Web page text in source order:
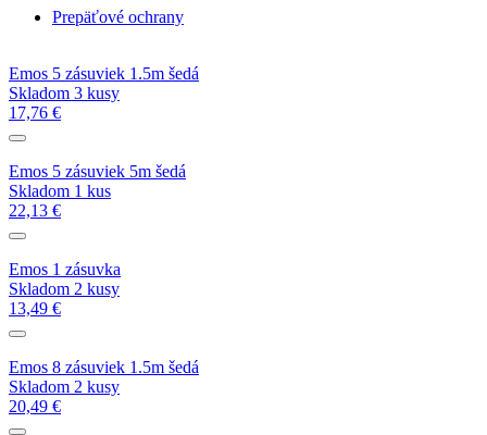
Prepäťové ochrany
Emos 5 zásuviek 1.5m šedá
Skladom 3 kusy
17,76 €
Emos 5 zásuviek 5m šedá
Skladom 1 kus
22,13 €
Emos 1 zásuvka
Skladom 2 kusy
13,49 €
Emos 8 zásuviek 1.5m šedá
Skladom 2 kusy
20,49 €